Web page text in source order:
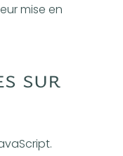
mise en
sur